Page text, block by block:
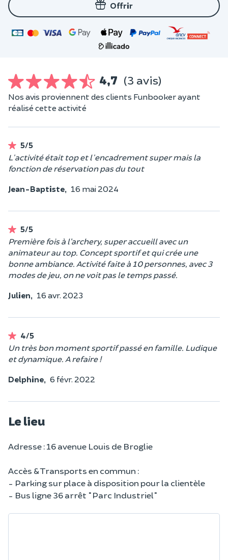
Offrir
4,7 (3 avis)
Nos avis proviennent des clients Funbooker ayant
réalisé cette activité
5/5
L'activité était top et l'encadrement super mais la
fonction de réservation pas du tout
Jean-Baptiste, 16 mai 2024
5/5
Première fois à l’archery, super accueill avec un
animateur au top. Concept sportif et qui crée une
bonne ambiance. Activité faite à 10 personnes, avec 3
modes de jeu, on ne voit pas le temps passé.
Julien, 16 avr. 2023
4/5
Un très bon moment sportif passé en famille. Ludique
et dynamique. A refaire !
Delphine, 6 févr. 2022
Le lieu
Adresse : 16 avenue Louis de Broglie
Accès & Transports en commun :
- Parking sur place à disposition pour la clientèle
- Bus ligne 36 arrêt "Parc Industriel"